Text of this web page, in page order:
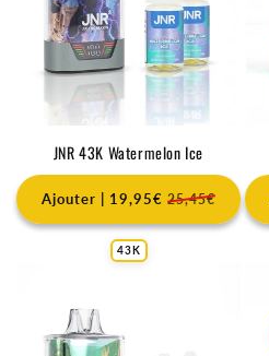
JNR 43K Watermelon Ice
Ajouter | 19,95€ 25,45€
43K